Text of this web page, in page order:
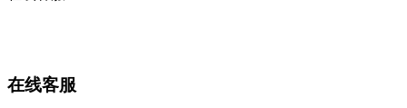
在线客服